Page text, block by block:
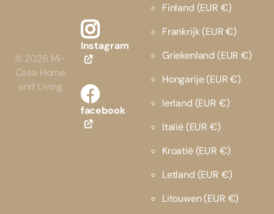
© 2026 Mi-
Casa Home
and Living
Instagram
facebook
Finland (EUR €)
Frankrijk(EUR €)
Griekenland (EUR €)
Hongarije(EUR €)
Ierland (EUR €)
Italië(EUR €)
Kroatië(EUR €)
Letland (EUR €)
Litouwen(EUR €)